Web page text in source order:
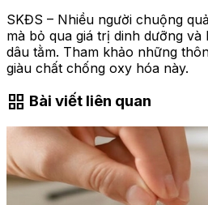
SKĐS – Nhiều người chuộng
mà bỏ qua giá trị dinh dưỡng
dâu tằm. Tham khảo những
giàu chất chống oxy hóa này.
grid_view Bài viết liên quan